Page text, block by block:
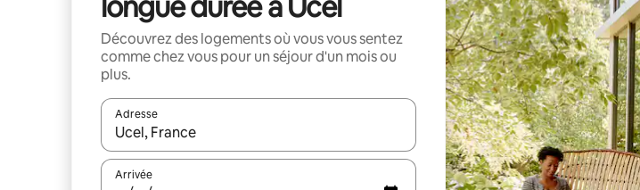
Découvrez des logements où vous vous sentez
comme chez vous pour un séjour d'un mois ou
plus.
Adresse
Lorsque les résultats s'affichent, utilisez les flèches vers le haut et vers le bas pour les
Arrivée